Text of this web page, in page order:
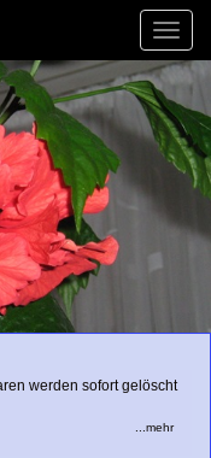
Toggle
werden sofort gelöscht
...mehr